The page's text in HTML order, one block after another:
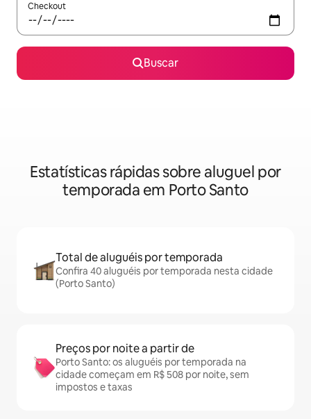
Checkout
Buscar
Estatísticas rápidas sobre aluguel por
temporada em Porto Santo
Total de aluguéis por temporada
Confira 40 aluguéis por temporada nesta cidade
(Porto Santo)
Preços por noite a partir de
Porto Santo: os aluguéis por temporada na
cidade começam em R$ 508 por noite, sem
impostos e taxas